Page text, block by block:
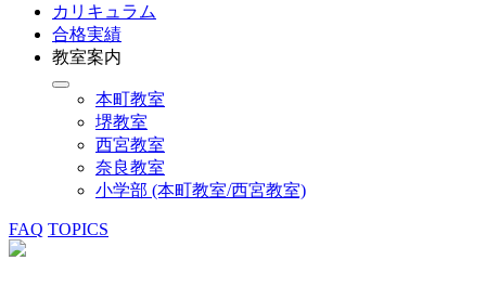
カリキュラム
合格実績
教室案内
本町教室
堺教室
西宮教室
奈良教室
小学部 (本町教室/西宮教室)
FAQ TOPICS